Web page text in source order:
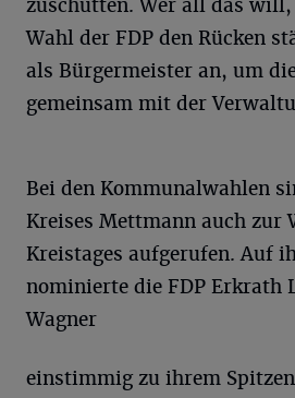
zuschütten. Wer all das
Wahl der FDP den Rücken
als Bürgermeister an, um
gemeinsam mit der
Bei den Kommunalwahlen
Kreises Mettmann auch zur
Kreistages aufgerufen. Auf
nominierte die FDP Erkrath
Wagner
einstimmig zu ihrem